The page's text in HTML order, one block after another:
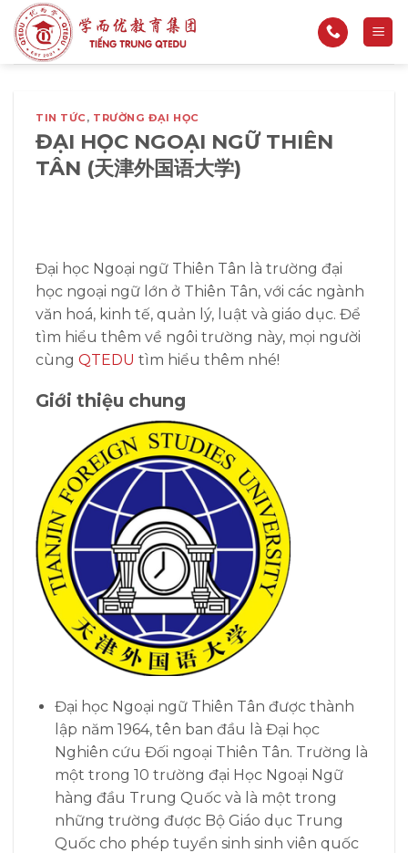
qua
nội
TIN TỨC, TRƯỜNG ĐẠI HỌC
ĐẠI HỌC NGOẠI NGỮ THIÊN
TÂN (天津外国语大学)
Đại học Ngoại ngữ Thiên Tân là trường đại
học ngoại ngữ lớn ở Thiên Tân, với các ngành
văn hoá, kinh tế, quản lý, luật và giáo dục. Để
tìm hiểu thêm về ngôi trường này, mọi người
cùng QTEDU tìm hiểu thêm nhé!
Giới thiệu chung
Đại học Ngoại ngữ Thiên Tân được thành
lập năm 1964, tên ban đầu là Đại học
Nghiên cứu Đối ngoại Thiên Tân. Trường là
một trong 10 trường đại Học Ngoại Ngữ
hàng đầu Trung Quốc và là một trong
những trường được Bộ Giáo dục Trung
Quốc cho phép tuyển sinh sinh viên quốc